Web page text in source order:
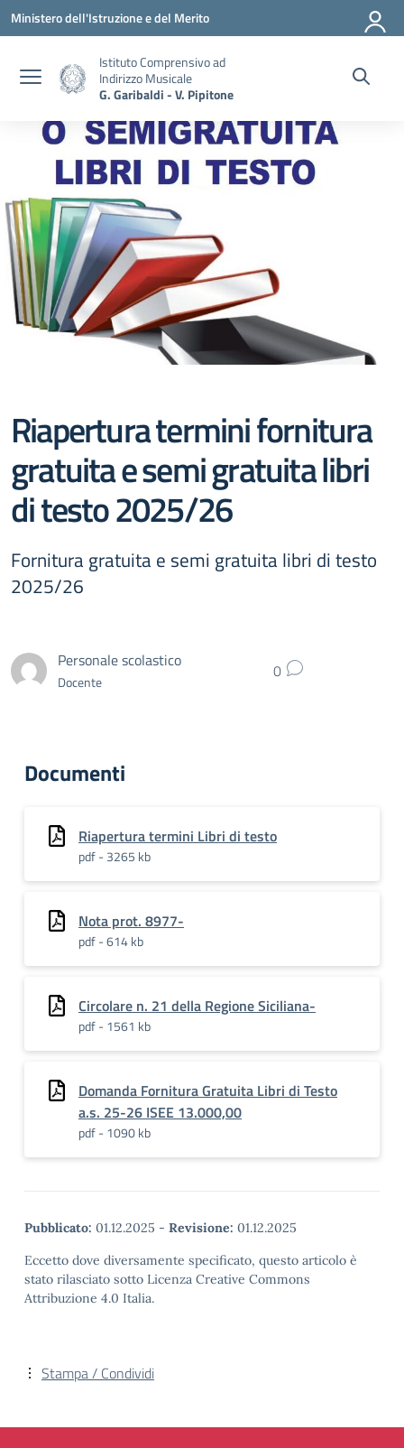
Vai ai contenuti
Vai al menu di navigazione
Vai al footer
Ministero dell'Istruzione e del Merito
Istituto Comprensivo ad
Indirizzo Musicale
G. Garibaldi - V. Pipitone
Riapertura termini fornitura
gratuita e semi gratuita libri
di testo 2025/26
Fornitura gratuita e semi gratuita libri di testo
2025/26
Personale scolastico
Docente 0
Documenti
Riapertura termini Libri di testo
pdf - 3265 kb
Nota prot. 8977-
pdf - 614 kb
Circolare n. 21 della Regione Siciliana-
pdf - 1561 kb
Domanda Fornitura Gratuita Libri di Testo
a.s. 25-26 ISEE 13.000,00
pdf - 1090 kb
Pubblicato: 01.12.2025 - Revisione: 01.12.2025
Eccetto dove diversamente specificato, questo articolo è
stato rilasciato sotto Licenza Creative Commons
Attribuzione 4.0 Italia.
Stampa / Condividi